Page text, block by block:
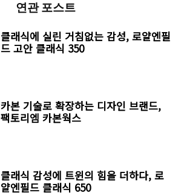
연관 포스트
클래식에 실린 거침없는 감성, 로얄엔필
드 고안 클래식 350
카본 기술로 확장하는 디자인 브랜드,
팩토리엠 카본웍스
클래식 감성에 트윈의 힘을 더하다, 로
얄엔필드 클래식 650